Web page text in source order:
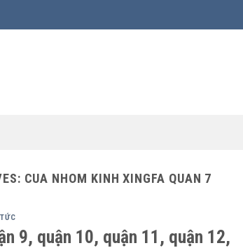
CUA NHOM KINH XINGFA QUAN 7
9, quận 10, quận 11, quận 12,